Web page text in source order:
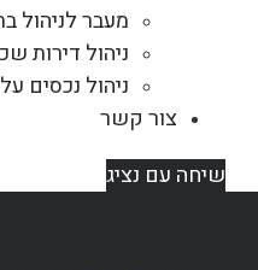
מעבר לניהול
ניהול דירות
ניהול נכסים
צור קשר
שיחה עם נציג